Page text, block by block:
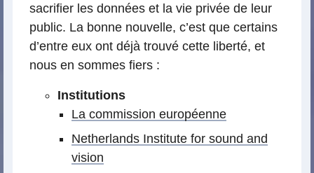
sacrifier les données et la vie privée de leur
public. La bonne nouvelle, c’est que certains
d’entre eux ont déjà trouvé cette liberté, et
nous en sommes fiers :
Institutions
La commission européenne
Netherlands Institute for sound and
vision